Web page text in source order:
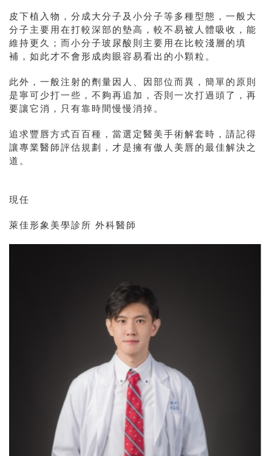
皮下植入物，分成大分子及小分子等多種型態，一般大
分子主要用在打較深部的墊高，較不易被人體吸收，能
維持更久；而小分子玻尿酸則主要用在比較淺層的填
補，如此才不會形成肉眼容易看出的小顆粒。
此外，一般注射的劑量因人、因部位而異，簡單的原則
是寧可少打一些，不夠再追加，否則一次打過頭了，再
要讓它消，只有靠時間慢慢消掉。
追求豐唇方式百百種，當選定醫美手術解套時，請記得
讓專業醫師評估規劃，才是擁有傲人美唇的最佳解決之
道。
現任
萊佳形象美學診所 外科醫師